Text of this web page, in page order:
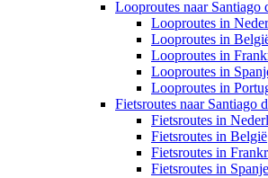
Looproutes naar Santiago
Looproutes in
Looproutes in
Looproutes in
Looproutes in
Looproutes in
Fietsroutes naar Santiago
Fietsroutes in
Fietsroutes in België
Fietsroutes in
Fietsroutes in Spanje